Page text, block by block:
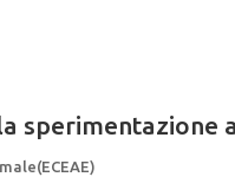
sperimentazione